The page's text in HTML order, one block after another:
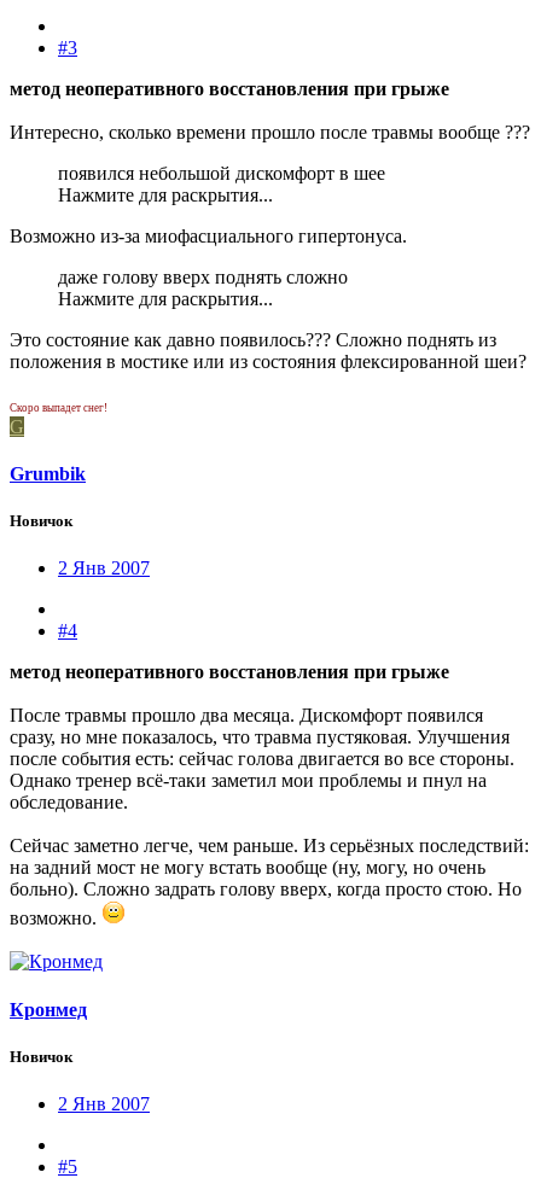
#3
метод неоперативного восстановления при грыже
Интересно, сколько времени прошло после травмы вообще ???
появился небольшой дискомфорт в шее
Нажмите для раскрытия...
Возможно из-за миофасциального гипертонуса.
даже голову вверх поднять сложно
Нажмите для раскрытия...
Это состояние как давно появилось??? Сложно поднять из
положения в мостике или из состояния флексированной шеи?
Скоро выпадет снег!
G
Grumbik
Новичок
2 Янв 2007
#4
метод неоперативного восстановления при грыже
После травмы прошло два месяца. Дискомфорт появился
сразу, но мне показалось, что травма пустяковая. Улучшения
после события есть: сейчас голова двигается во все стороны.
Однако тренер всё-таки заметил мои проблемы и пнул на
обследование.
Сейчас заметно легче, чем раньше. Из серьёзных последствий:
на задний мост не могу встать вообще (ну, могу, но очень
больно). Сложно задрать голову вверх, когда просто стою. Но
возможно.
Кронмед
Новичок
2 Янв 2007
#5